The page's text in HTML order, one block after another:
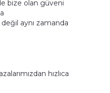
bize olan güveni
değil aynı zamanda
hızlıca